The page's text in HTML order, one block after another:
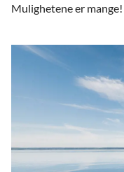
Mulighetene er mange!